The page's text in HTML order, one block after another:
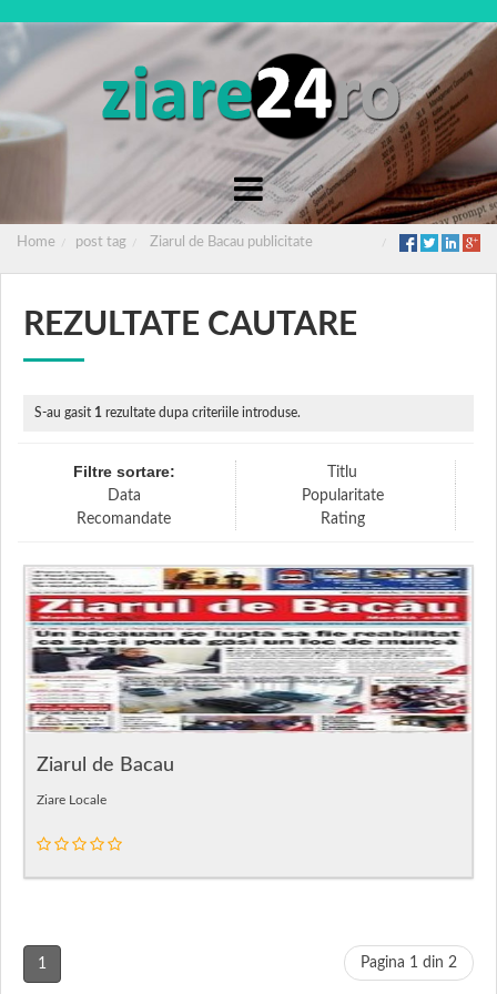
Home post tag Ziarul de Bacau publicitate
REZULTATE CAUTARE
S-au gasit 1 rezultate dupa criteriile introduse.
Filtre sortare:
Titlu
Data
Popularitate
Recomandate
Rating
Ziarul de Bacau
Ziare Locale
1 Pagina 1 din 2